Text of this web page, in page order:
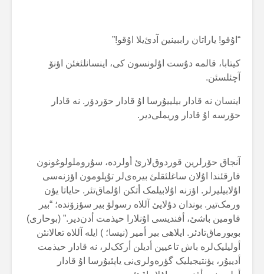
“اۇقو! یاراتان راببینین آدئ‌یلا اۇقو!”
کیتابا، قالمە دۇست اۇلونسون کی، اینسانلئغئن اؤنۆ
آچئلسئن.
اینسان نە قادار بیلییۇرسا اۇ قادار حۆردۆر. نە قادار
حۆرسە اۇ قادار وریملی‌دیر.
آنجاق حۆرلرین قوردوق‌لارئ أولردە، سۇروملولوغونون
فارقئندا اۇلان ساغلئقلئ بیرەی‌لر تۇپلومون اؤزنەسی
اۇلابیلیرلر. اؤزنە اۇلابیلمک أتکن اۇلماق‌تئر. حایاتا یؤن
ورمک‌تیر. بوندان دۇلایئ آللاە رسولۆ بیر سؤزۆندە؛ “بیر
قاومین باشئ، أفندیسی اۇنلارا حیذمت أدن‌دیر.” (بوحاری)
بویورماق‌تادئر. ایلاهی بیر أمیر (نیسا؛ ) ایلە آللاە تعالانئن
أولیلیک‌لرە باش تاعیین أدیلن أرکک‌لر، نە قادار حیذمت
أدییۇر، یؤنتیجیلیک گؤرەولری‌نی یاپئیۇرسا اۇ قادار